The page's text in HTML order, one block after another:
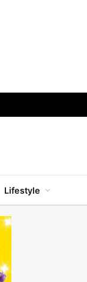
Lifestyle